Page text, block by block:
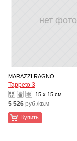
нет фото
MARAZZI RAGNO
Tappeto 3
15 x 15 см
5 526 руб./кв.м
Купить